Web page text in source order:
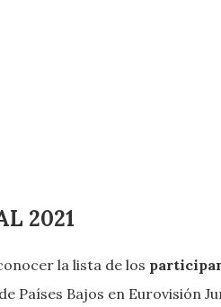
2021
la lista de los
Países Bajos en Eurovisión